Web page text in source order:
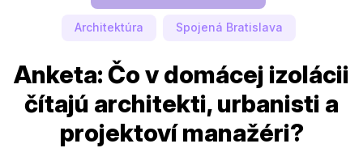
Architektúra Spojená Bratislava
Anketa: Čo v domácej izolácii
čítajú architekti, urbanisti a
projektoví manažéri?